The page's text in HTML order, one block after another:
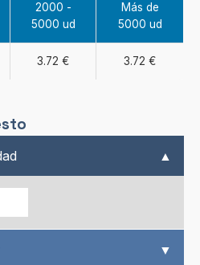
2000 -
5000 ud
Más de
5000 ud
3.72 € 3.72 €
▲
▼